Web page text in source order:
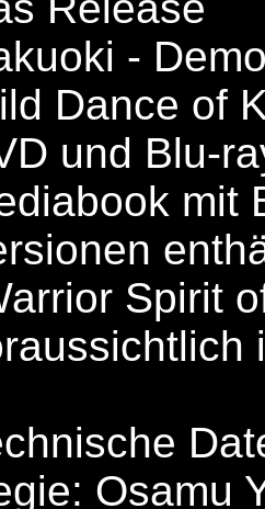
-
Dance of
und Blu-
mit
Spirit
Osamu